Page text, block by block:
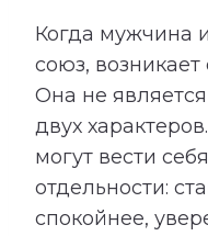
Когда мужчина
союз,
Она не
двух
могут вести
отдельности:
спокойнее,